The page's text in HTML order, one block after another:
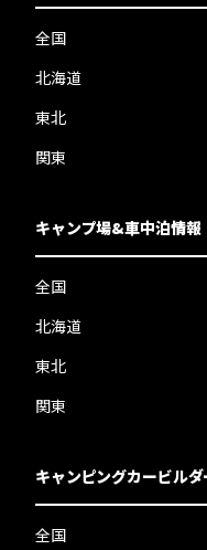
全国
北海道
東北
関東
キャンプ場&車中泊情報
全国
北海道
東北
関東
キャンピングカービル
全国